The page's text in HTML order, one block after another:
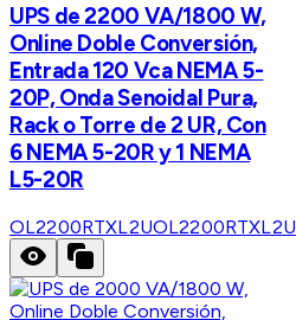
UPS de 2200 VA/1800 W,
Online Doble Conversión,
Entrada 120 Vca NEMA 5-
20P, Onda Senoidal Pura,
Rack o Torre de 2 UR, Con
6 NEMA 5-20R y 1 NEMA
L5-20R
OL2200RTXL2UOL2200RTXL2U